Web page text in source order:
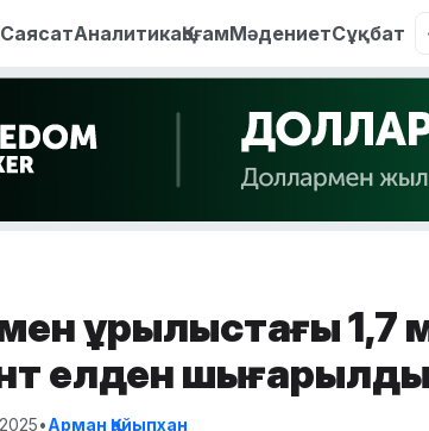
СаясатАналитикаҚоғамМәдениетСұқбат
құрылыстағы
елден шығарылды
•Арман Қайыпхан